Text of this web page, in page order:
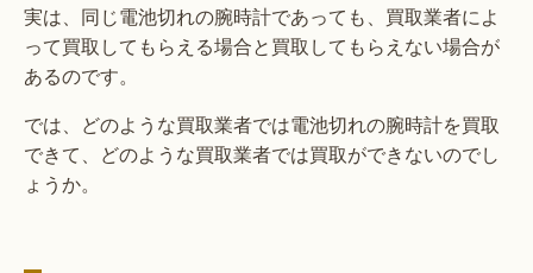
実は、同じ電池切れの腕時計であっても、買取業者によ
って買取してもらえる場合と買取してもらえない場合が
あるのです。
では、どのような買取業者では電池切れの腕時計を買取
できて、どのような買取業者では買取ができないのでし
ょうか。